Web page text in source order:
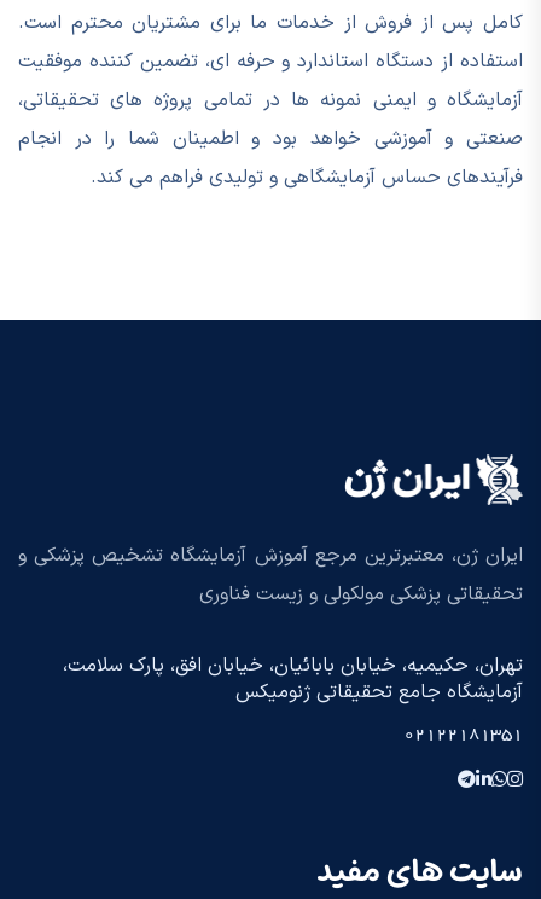
کامل پس از فروش از خدمات ما برای مشتریان محترم است.
استفاده از دستگاه استاندارد و حرفه ای، تضمین کننده موفقیت
آزمایشگاه و ایمنی نمونه ها در تمامی پروژه های تحقیقاتی،
صنعتی و آموزشی خواهد بود و اطمینان شما را در انجام
فرآیندهای حساس آزمایشگاهی و تولیدی فراهم می کند.
ایران ژن، معتبرترین مرجع آموزش آزمایشگاه تشخیص پزشکی و
تحقیقاتی پزشکی مولکولی و زیست فناوری
تهران، حکیمیه، خیابان بابائیان، خیابان افق، پارک سلامت،
آزمایشگاه جامع تحقیقاتی ژنومیکس
02122181351
سایت های مفید